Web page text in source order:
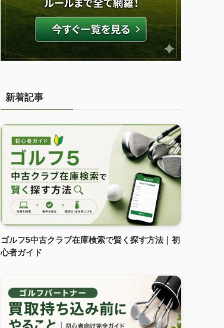
新着記事
ゴルフ5中古クラブ在庫検索で賢く探す方法｜初
心者ガイド